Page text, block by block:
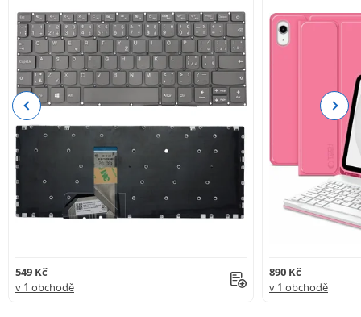
549 Kč
v 1 obchodě
890 Kč
v 1 obchodě
Previous Next